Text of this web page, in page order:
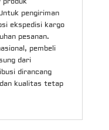
pengiriman
ekspedisi kargo
pesanan.
pembeli
dari
dirancang
kualitas tetap